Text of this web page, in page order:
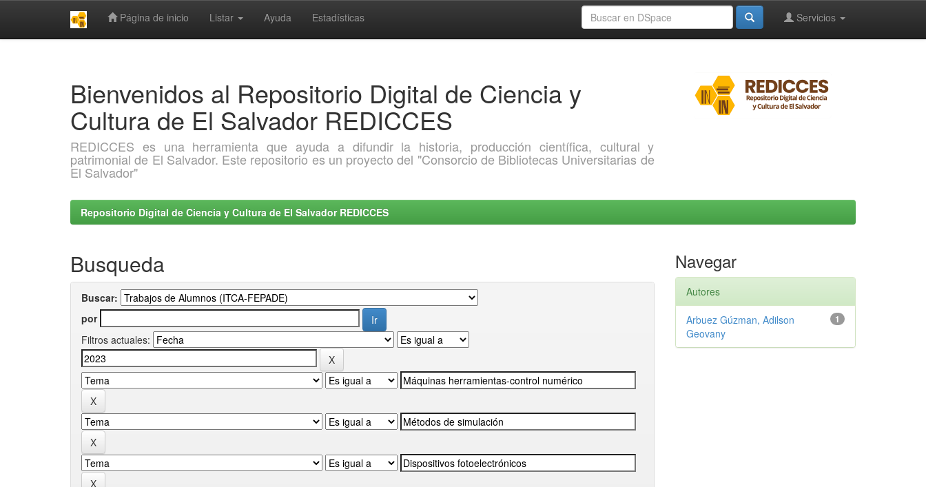
Página de inicio Listar Ayuda Estadísticas Servicios
Bienvenidos al Repositorio Digital de Ciencia y
Cultura de El Salvador REDICCES
REDICCES es una herramienta que ayuda a difundir la historia, producción científica, cultural y
patrimonial de El Salvador. Este repositorio es un proyecto del "Consorcio de Bibliotecas Universitarias de
El Salvador"
Repositorio Digital de Ciencia y Cultura de El Salvador REDICCES
Busqueda
Buscar:
por
Filtros actuales:
Navegar
Autores
1
Arbuez Gúzman, Adilson
Geovany